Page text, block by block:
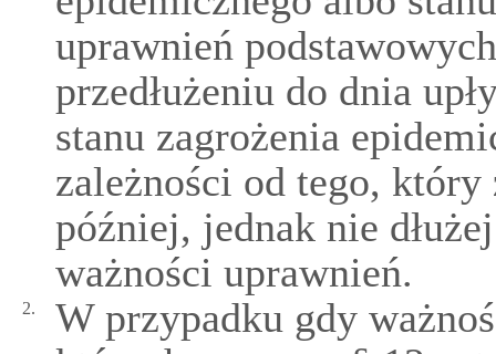
uprawnień
przedłużeniu do dnia
stanu zagrożenia
zależności od tego, który
później, jednak nie
ważności uprawnień.
2.
W przypadku gdy